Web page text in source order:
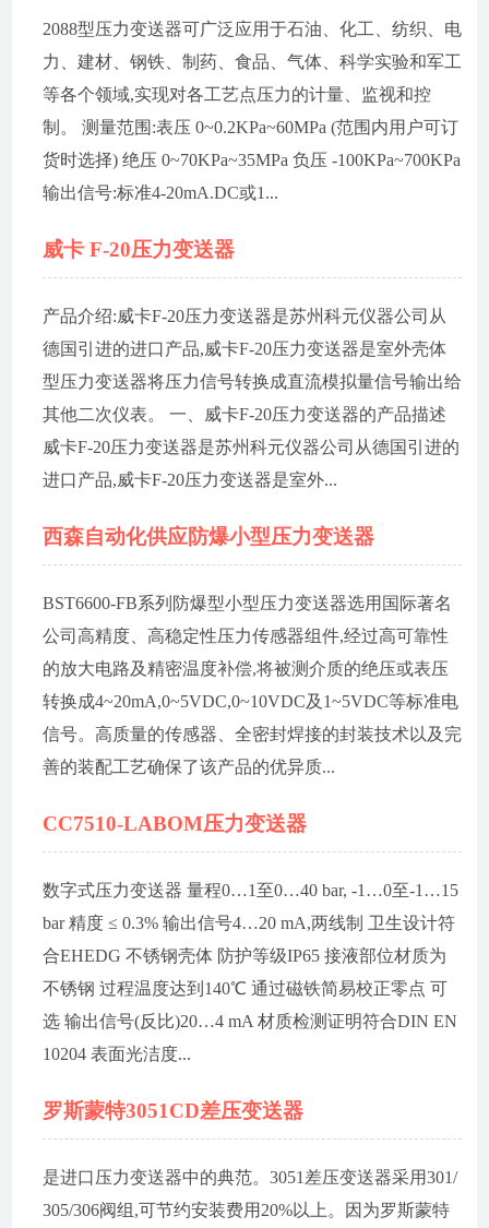
2088型压力变送器可广泛应用于石油、化工、纺织、电
力、建材、钢铁、制药、食品、气体、科学实验和军工
等各个领域,实现对各工艺点压力的计量、监视和控
制。 测量范围:表压 0~0.2KPa~60MPa (范围内用户可订
货时选择) 绝压 0~70KPa~35MPa 负压 -100KPa~700KPa
输出信号:标准4-20mA.DC或1...
威卡 F-20压力变送器
产品介绍:威卡F-20压力变送器是苏州科元仪器公司从
德国引进的进口产品,威卡F-20压力变送器是室外壳体
型压力变送器将压力信号转换成直流模拟量信号输出给
其他二次仪表。 一、威卡F-20压力变送器的产品描述
威卡F-20压力变送器是苏州科元仪器公司从德国引进的
进口产品,威卡F-20压力变送器是室外...
西森自动化供应防爆小型压力变送器
BST6600-FB系列防爆型小型压力变送器选用国际著名
公司高精度、高稳定性压力传感器组件,经过高可靠性
的放大电路及精密温度补偿,将被测介质的绝压或表压
转换成4~20mA,0~5VDC,0~10VDC及1~5VDC等标准电
信号。高质量的传感器、全密封焊接的封装技术以及完
善的装配工艺确保了该产品的优异质...
CC7510-LABOM压力变送器
数字式压力变送器 量程0…1至0…40 bar, -1…0至-1…15
bar 精度 ≤ 0.3% 输出信号4…20 mA,两线制 卫生设计符
合EHEDG 不锈钢壳体 防护等级IP65 接液部位材质为
不锈钢 过程温度达到140℃ 通过磁铁简易校正零点 可
选 输出信号(反比)20…4 mA 材质检测证明符合DIN EN
10204 表面光洁度...
罗斯蒙特3051CD差压变送器
是进口压力变送器中的典范。3051差压变送器采用301/
305/306阀组,可节约安装费用20%以上。因为罗斯蒙特